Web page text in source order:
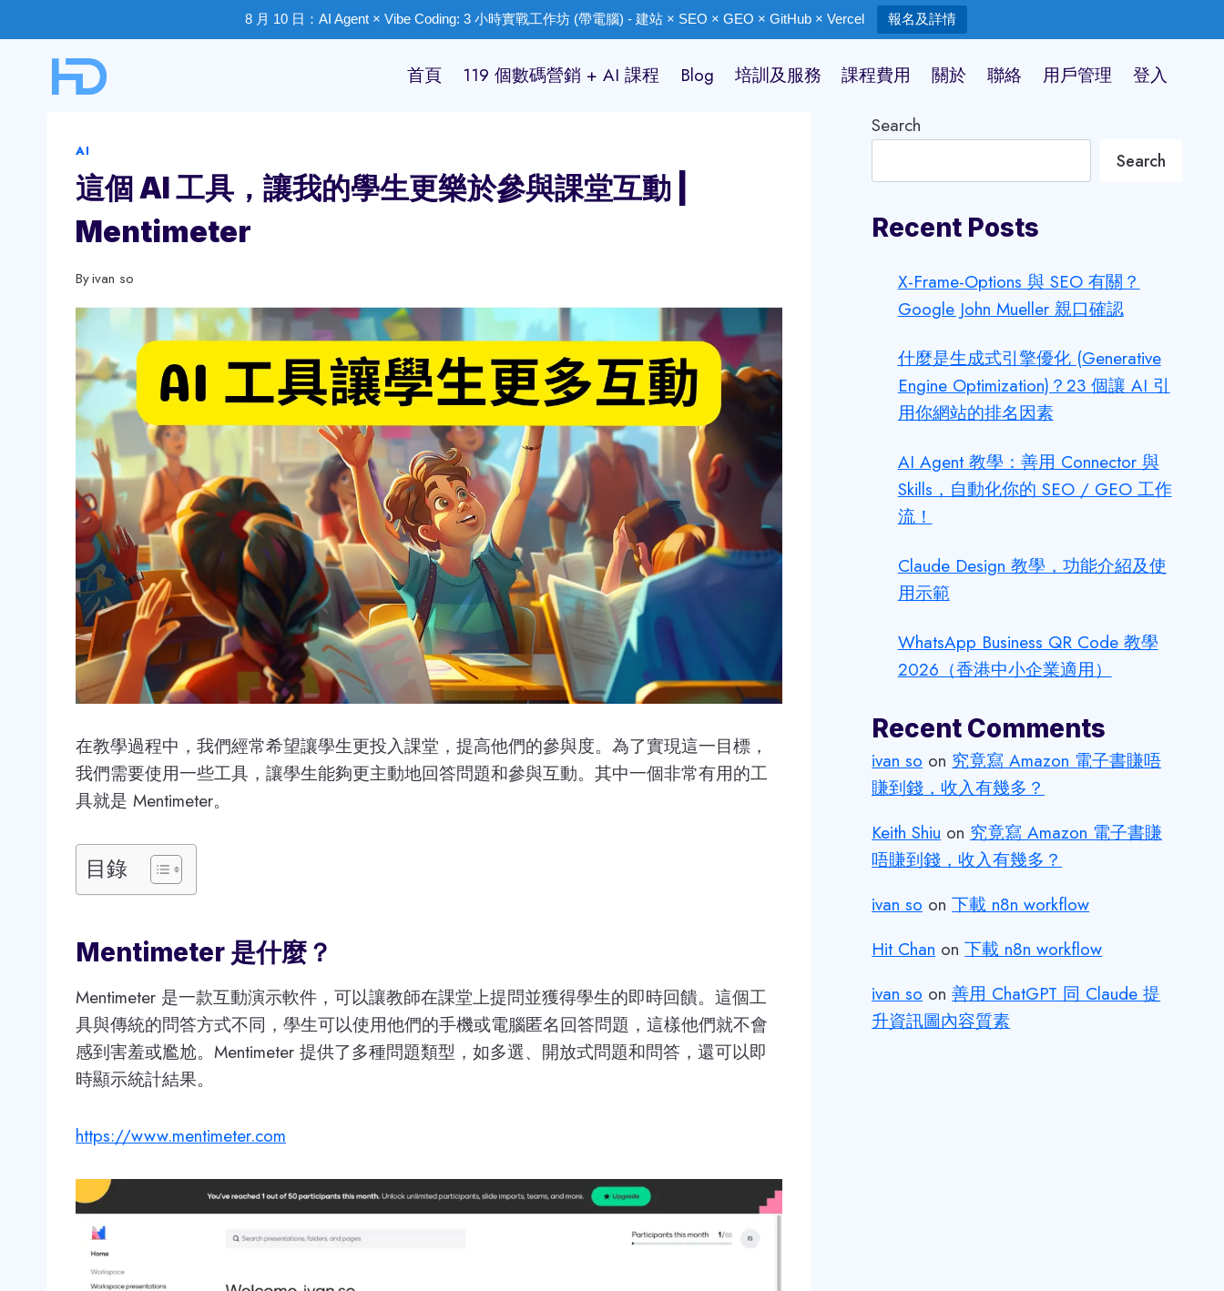
8 月 10 日：AI Agent × Vibe Coding: 3 小時實戰工作坊 (帶電腦) - 建站 × SEO × GEO × GitHub × Vercel 報名及詳情
首頁 119 個數碼營銷 + AI 課程 Blog 培訓及服務 課程費用 關於 聯絡 用戶管理 登入
AI
這個 AI 工具，讓我的學生更樂於參與課堂互動 |
Mentimeter
Byivan so
在教學過程中，我們經常希望讓學生更投入課堂，提高他們的參與度。為了實現這一目標，
我們需要使用一些工具，讓學生能夠更主動地回答問題和參與互動。其中一個非常有用的工
具就是 Mentimeter。
目錄
Mentimeter 是什麼？
Mentimeter 是一款互動演示軟件，可以讓教師在課堂上提問並獲得學生的即時回饋。這個工
具與傳統的問答方式不同，學生可以使用他們的手機或電腦匿名回答問題，這樣他們就不會
感到害羞或尷尬。Mentimeter 提供了多種問題類型，如多選、開放式問題和問答，還可以即
時顯示統計結果。
https://www.mentimeter.com
Search
Search
Recent Posts
X-Frame-Options 與 SEO 有關？
Google John Mueller 親口確認
什麼是生成式引擎優化 (Generative
Engine Optimization)？23 個讓 AI 引
用你網站的排名因素
AI Agent 教學：善用 Connector 與
Skills，自動化你的 SEO / GEO 工作
流！
Claude Design 教學，功能介紹及使
用示範
WhatsApp Business QR Code 教學
2026（香港中小企業適用）
Recent Comments
ivan so on 究竟寫 Amazon 電子書賺唔
賺到錢，收入有幾多？
Keith Shiu on 究竟寫 Amazon 電子書賺
唔賺到錢，收入有幾多？
ivan so on下載 n8n workflow
Hit Chan on下載 n8n workflow
ivan so on善用 ChatGPT 同 Claude 提
升資訊圖內容質素